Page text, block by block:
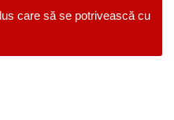
care să se potrivească cu